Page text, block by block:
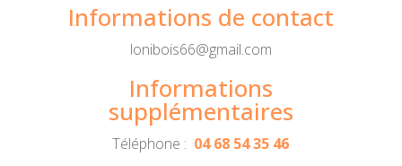
Informations de contact
lonibois66@gmail.com
Informations
supplémentaires
Téléphone : 04 68 54 35 46